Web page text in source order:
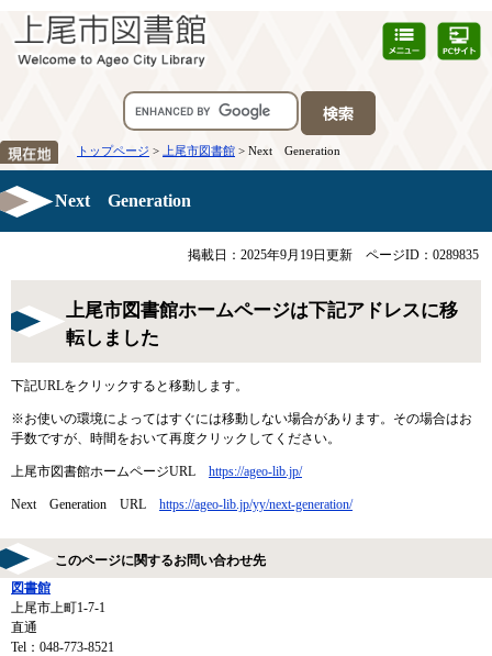
トップページ > 上尾市図書館 > Next Generation
Next Generation
掲載日：2025年9月19日更新 ページID：0289835
上尾市図書館ホームページは下記アドレスに移
転しました
下記URLをクリックすると移動します。
※お使いの環境によってはすぐには移動しない場合があります。その場合はお
手数ですが、時間をおいて再度クリックしてください。
上尾市図書館ホームページURL https://ageo-lib.jp/
Next Generation URL https://ageo-lib.jp/yy/next-generation/
このページに関するお問い合わせ先
図書館
上尾市上町1-7-1
直通
Tel：048-773-8521